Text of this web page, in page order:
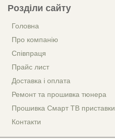
Розділи сайту
Головна
Про компанію
Співпраця
Прайс лист
Доставка і оплата
Ремонт та прошивка тюнера
Прошивка Смарт ТВ приставки
Контакти